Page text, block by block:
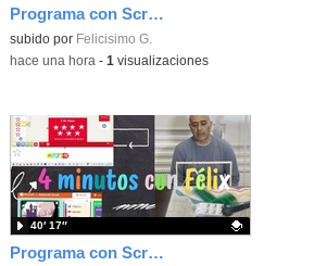
Programa con Scratch, 8 diferentes juegos para vivir la emoción de los partidos de España en el mundial 2026
Contenido educativo.
subido por Felicisimo G.
-hace una hora - 1 visualizaciones
Programa con Scratch juegos con los partidos del mundial 2026 ganados por España
40′ 17″